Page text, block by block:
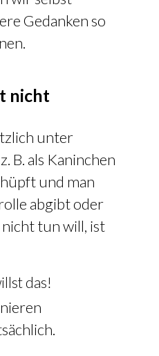
Gedanken so
nicht
unter
B. als Kaninchen
und man
abgibt oder
tun will, ist
das!